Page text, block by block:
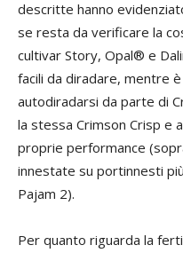
descritte hanno
se resta da verificare la
cultivar Story, Opal® e
facili da diradare, mentre
autodiradarsi da parte di
la stessa Crimson Crisp e
proprie performance
innestate su portinnesti
Pajam 2).
Per quanto riguarda la